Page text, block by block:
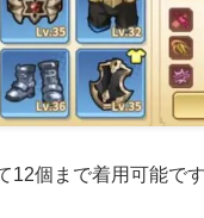
12個まで着用可能です